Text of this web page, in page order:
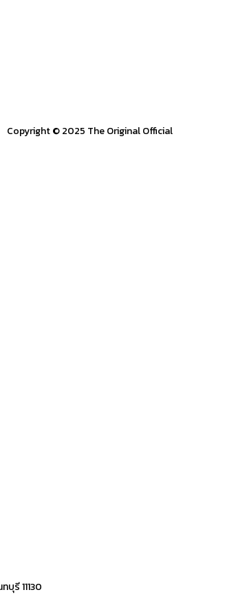
Copyright © 2025 The Original Official
รี 11130